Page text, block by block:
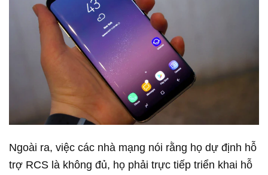
Ngoài ra, việc các nhà mạng nói rằng họ dự định hỗ
trợ RCS là không đủ, họ phải trực tiếp triển khai hỗ